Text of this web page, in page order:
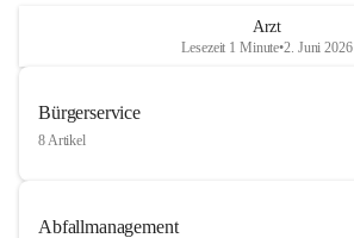
Arzt
Lesezeit 1 Minute•2. Juni 2026
Bürgerservice
8 Artikel
Abfallmanagement